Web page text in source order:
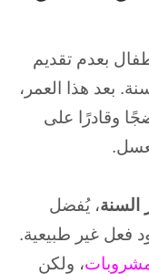
بعدم تقديم
بعد هذا العمر،
وقادرًا على
السنة، يُفضل
فعل غير طبيعية.
، ولكن